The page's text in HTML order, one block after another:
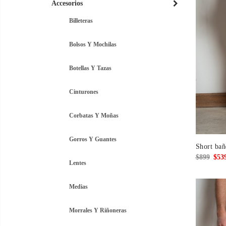
Short
$899 El
$899.
$
Accesorios
Billeteras
Bolsos Y Mochilas
Botellas Y Tazas
Cinturones
Corbatas Y Moñas
Gorros Y Guantes
Lentes
Medias
Morrales Y Riñoneras